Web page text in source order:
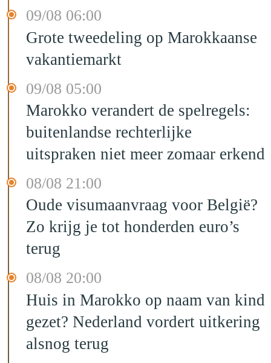
09/08 06:00
Grote tweedeling op Marokkaanse
vakantiemarkt
09/08 05:00
Marokko verandert de spelregels:
buitenlandse rechterlijke
uitspraken niet meer zomaar erkend
08/08 21:00
Oude visumaanvraag voor België?
Zo krijg je tot honderden euro’s
terug
08/08 20:00
Huis in Marokko op naam van kind
gezet? Nederland vordert uitkering
alsnog terug